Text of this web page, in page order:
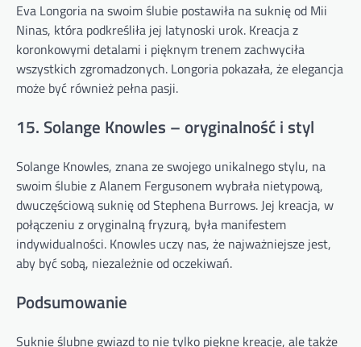
Eva Longoria na swoim ślubie postawiła na suknię od Mii
Ninas, która podkreśliła jej latynoski urok. Kreacja z
koronkowymi detalami i pięknym trenem zachwyciła
wszystkich zgromadzonych. Longoria pokazała, że elegancja
może być również pełna pasji.
15. Solange Knowles – oryginalność i styl
Solange Knowles, znana ze swojego unikalnego stylu, na
swoim ślubie z Alanem Fergusonem wybrała nietypową,
dwuczęściową suknię od Stephena Burrows. Jej kreacja, w
połączeniu z oryginalną fryzurą, była manifestem
indywidualności. Knowles uczy nas, że najważniejsze jest,
aby być sobą, niezależnie od oczekiwań.
Podsumowanie
Suknie ślubne gwiazd to nie tylko piękne kreacje, ale także